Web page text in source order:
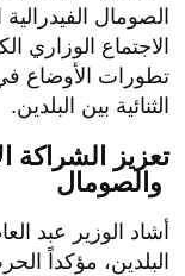
الصومال
الاجتماع الوزاري
تطورات الأوضاع
الثنائية بين البلدين.
تعزيز الشراكة
والصومال
أشاد الوزير عبد
البلدين، مؤكداً